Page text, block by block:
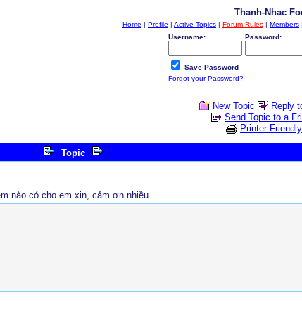
Thanh-Nhac
Home | Profile | Active Topics | Forum Rules | Members |
Username:
Password:
Save Password
Forgot your Password?
New Topic
Reply
Send Topic to a
Printer Friendly
Topic
nào có cho em xin, cảm ơn nhiều